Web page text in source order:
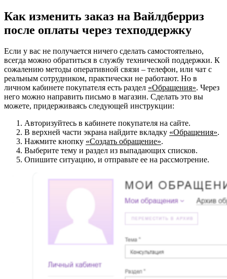
Как изменить заказ на Вайлдберриз
после оплаты через техподдержку
Если у вас не получается ничего сделать самостоятельно,
всегда можно обратиться в службу технической поддержки. К
сожалению методы оперативной связи – телефон, или чат с
реальным сотрудником, практически не работают. Но в
личном кабинете покупателя есть раздел «Обращения». Через
него можно направить письмо в магазин. Сделать это вы
можете, придерживаясь следующей инструкции:
Авторизуйтесь в кабинете покупателя на сайте.
В верхней части экрана найдите вкладку «Обращения».
Нажмите кнопку «Создать обращение».
Выберите тему и раздел из выпадающих списков.
Опишите ситуацию, и отправьте ее на рассмотрение.